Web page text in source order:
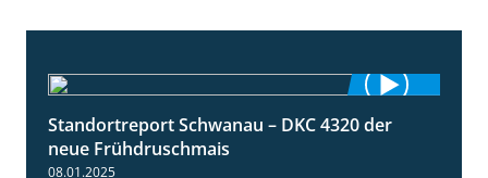
1:25
Standortreport Schwanau – DKC 4320 der
neue Frühdruschmais
08.01.2025